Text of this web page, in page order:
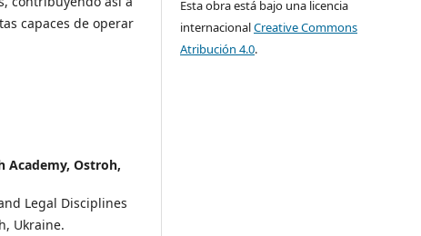
capaces de operar
Academy, Ostroh,
Legal Disciplines
Ukraine.
Esta obra está bajo una licencia
internacionalCreative Commons
Atribución 4.0.